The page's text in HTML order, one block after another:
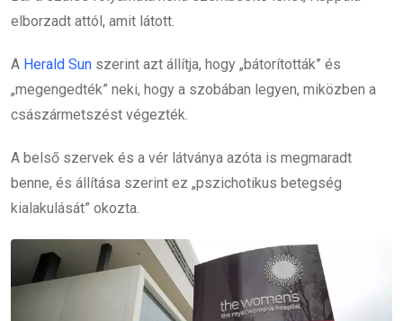
elborzadt attól, amit látott.
A Herald Sun szerint azt állítja, hogy „bátorították” és
„megengedték” neki, hogy a szobában legyen, miközben a
császármetszést végezték.
A belső szervek és a vér látványa azóta is megmaradt
benne, és állítása szerint ez „pszichotikus betegség
kialakulását” okozta.